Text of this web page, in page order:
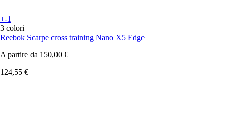
+-1
3 colori
Reebok Scarpe cross training Nano X5 Edge
A partire da 150,00 €
124,55 €